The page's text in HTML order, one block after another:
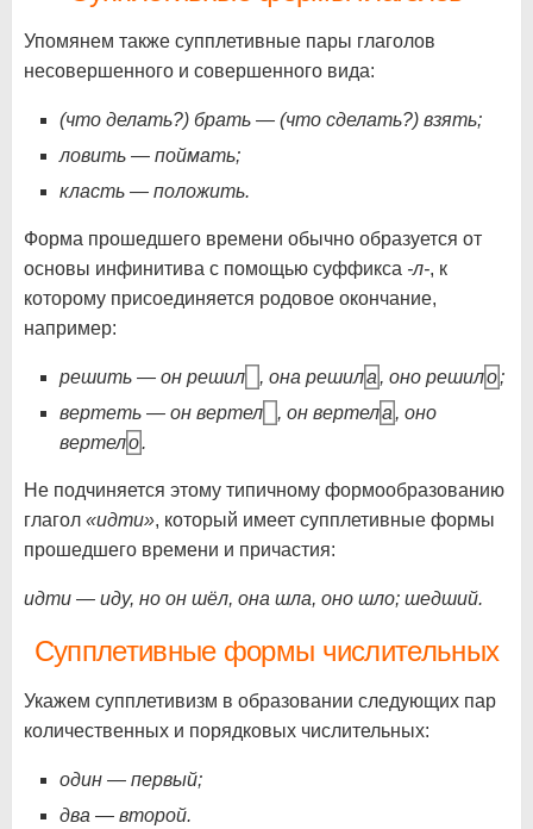
Упомянем также супплетивные пары глаголов
несовершенного и совершенного вида:
(что делать?) брать — (что сделать?) взять;
ловить — поймать;
класть — положить.
Форма прошедшего времени обычно образуется от
основы инфинитива с помощью суффикса -л-, к
которому присоединяется родовое окончание,
например:
решить — он решил , она решила , оно решило;
вертеть — он вертел
, он вертела , оно
вертело.
Не подчиняется этому типичному формообразованию
глагол «идти», который имеет супплетивные формы
прошедшего времени и причастия:
идти — иду, но он шёл, она шла, оно шло; шедший.
Супплетивные формы числительных
Укажем супплетивизм в образовании следующих пар
количественных и порядковых числительных:
один — первый;
два — второй.